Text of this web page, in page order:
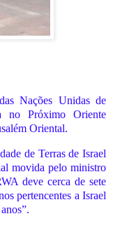
Nações Unidas de
no Próximo Oriente
Oriental.
de Terras de Israel
movida pelo ministro
deve cerca de sete
pertencentes a Israel